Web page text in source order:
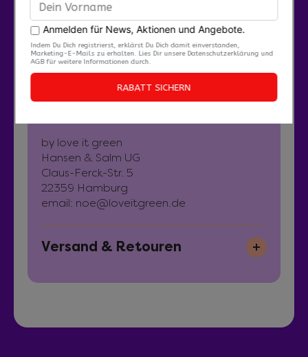
Zertifikate
FAIR WEAR
PeTA vegan approved
by love it green
Hansen & Salm UG
Claus-Ferck-Str. 5
22359 Hamburg
email: noe@loveitgreen.de
Versand & Retouren